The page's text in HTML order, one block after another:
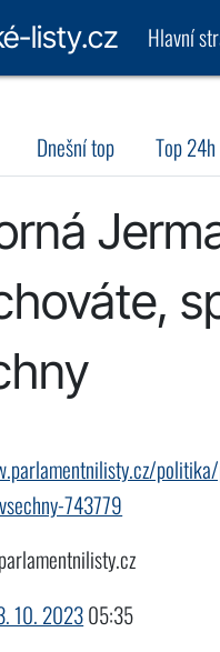
listy.cz Hlavní
Dnešní top Top 24h
743779
10. 202305:35